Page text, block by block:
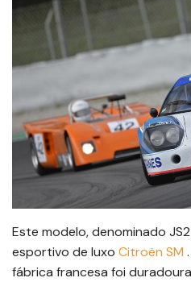
Este modelo, denominado
esportivo de luxo Citroën SM
fábrica francesa foi